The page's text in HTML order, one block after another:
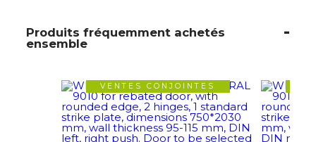
Produits fréquemment achetés
ensemble
VENTES CONJOINTES